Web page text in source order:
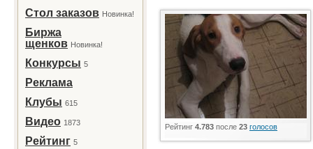
Стол заказов Новинка!
Биржа
щенков Новинка!
Конкурсы 5
Реклама
Клубы 615
Видео 1873
Рейтинг 5
Рейтинг 4.783 после 23 голосов